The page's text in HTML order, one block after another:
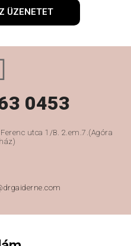
ÜZENETET
0453
utca 1/B. 2.em.7.(Agóra